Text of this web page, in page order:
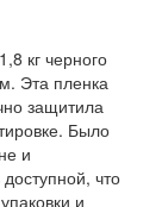
кг черного
Эта пленка
защитила
Было
и
что
и